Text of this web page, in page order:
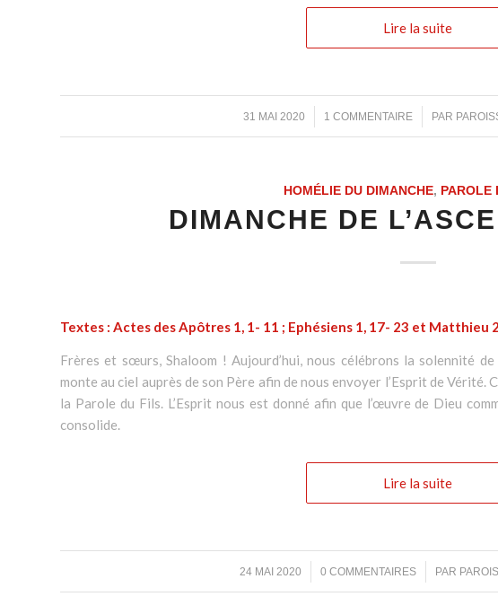
Lire la suite
31 MAI 2020
/ 1 COMMENTAIRE
/ PAR
HOMÉLIE DU DIMANCHE, PAROLE
DIMANCHE DE
Textes : Actes des Apôtres 1, 1- 11 ; Ephésiens 1, 17- 23 et Matthieu
Frères et sœurs, Shaloom ! Aujourd’hui, nous célébrons la solennité
monte au ciel auprès de son Père afin de nous envoyer l’Esprit de
la Parole du Fils. L’Esprit nous est donné afin que l’œuvre de Dieu
consolide.
Lire la suite
24 MAI 2020
/ 0 COMMENTAIRES
/ PAR